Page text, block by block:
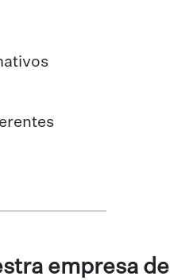
empresa de